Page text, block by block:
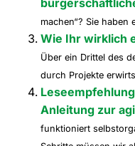
machen“? Sie haben
Wie Ihr wirklich
Über ein Drittel des
durch Projekte
Anleitung zur
funktioniert